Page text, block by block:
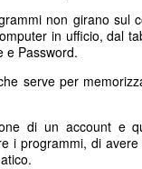
non girano sul
in ufficio, dal
e Password.
serve per
di un account e
i programmi, di